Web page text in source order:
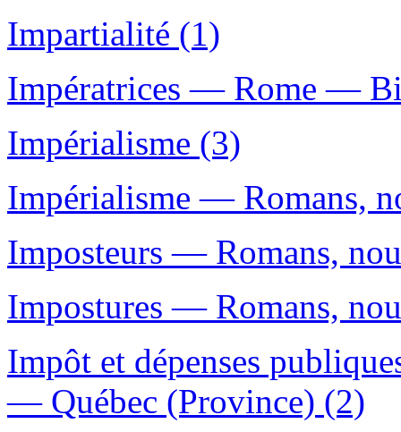
Impartialité (1)
Impératrices — Rome —
Impérialisme (3)
Impérialisme — Romans,
Imposteurs — Romans,
Impostures — Romans,
Impôt et dépenses
— Québec (Province) (2)